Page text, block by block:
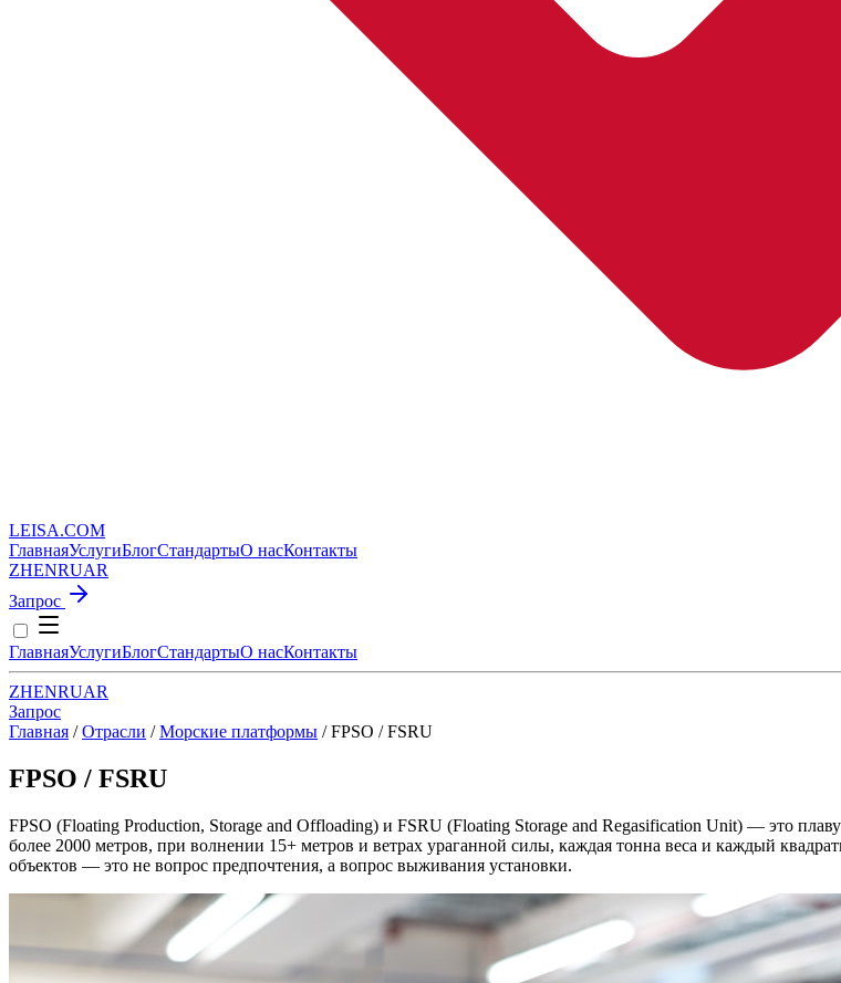
LEISA.COM
ГлавнаяУслугиБлогСтандартыО насКонтакты
ZHENRUAR
Запрос
ГлавнаяУслугиБлогСтандартыО насКонтакты
ZHENRUAR
Запрос
Главная / Отрасли / Морские платформы / FPSO / FSRU
FPSO / FSRU
FPSO (Floating Production, Storage and Offloading) и FSRU (Floating Storage and Regasification Unit) — это
более 2000 метров, при волнении 15+ метров и ветрах ураганной силы, каждая тонна веса и каждый
объектов — это не вопрос предпочтения, а вопрос выживания установки.